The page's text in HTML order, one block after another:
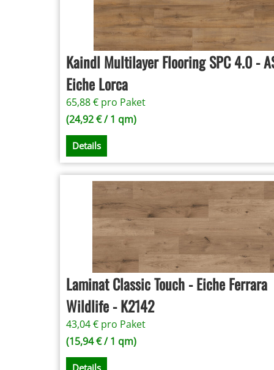
Kaindl Multilayer Flooring SPC 4.0 -
Eiche Lorca
65,88€ pro Paket
(24,92€/ 1 qm)
Details
Laminat Classic Touch - Eiche Ferrara
Wildlife - K2142
43,04€ pro Paket
(15,94€/ 1 qm)